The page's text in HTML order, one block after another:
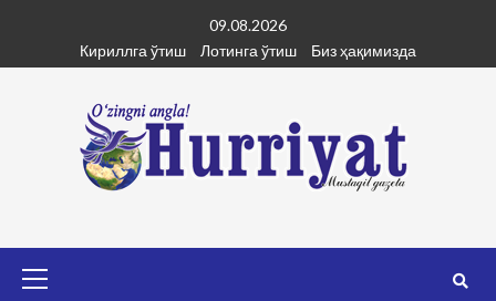
content
09.08.2026
Кириллга ўтиш
Лотинга ўтиш Биз ҳақимизда